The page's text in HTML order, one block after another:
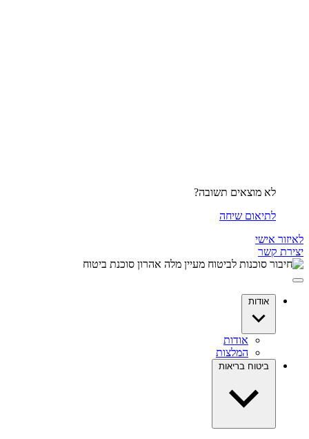
לא מוצאים תשובה?
לתיאום שיחה
לאיזור אישי
יצירת קשר
אודות
אודות
המלצות
ביטוח בריאות